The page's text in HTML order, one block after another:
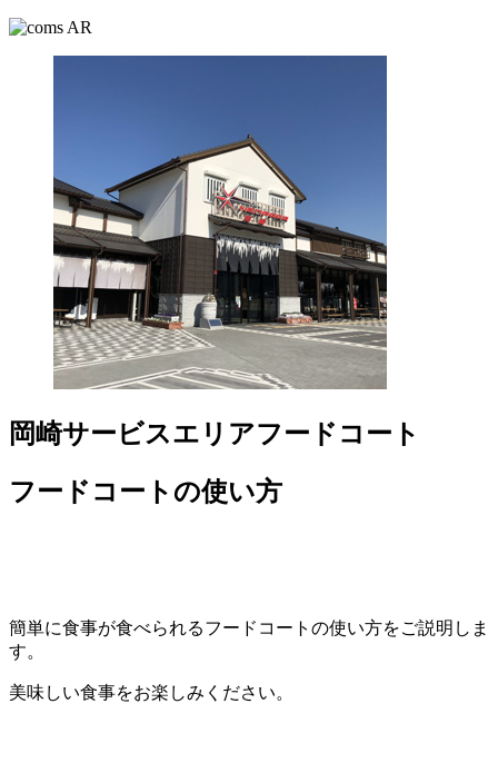
岡崎サービスエリアフードコート
フードコートの使い方
簡単に食事が食べられるフードコートの使い方をご説明しま
す。
美味しい食事をお楽しみください。